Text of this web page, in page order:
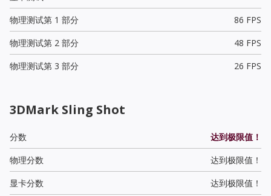
物理测试第 1 部分
86 FPS
物理测试第 2 部分
48 FPS
物理测试第 3 部分
26 FPS
3DMark Sling Shot
分数
达到极限值！
物理分数
达到极限值！
显卡分数
达到极限值！